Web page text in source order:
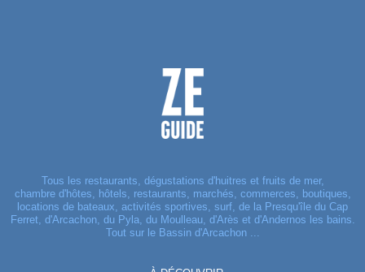
Tous les restaurants, dégustations d'huitres et fruits de mer,
chambre d'hôtes, hôtels, restaurants, marchés, commerces, boutiques,
locations de bateaux, activités sportives, surf, de la Presqu'île du Cap
Ferret, d'Arcachon, du Pyla, du Moulleau, d'Arès et d'Andernos les bains.
Tout sur le Bassin d'Arcachon ...